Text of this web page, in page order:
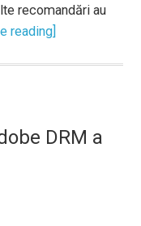
recomandări au
reading]
DRM a